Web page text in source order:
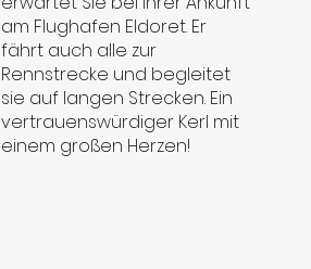
am Flughafen Eldoret. Er
fährt auch alle zur
Rennstrecke und begleitet
sie auf langen Strecken. Ein
vertrauenswürdiger Kerl mit
einem großen Herzen!